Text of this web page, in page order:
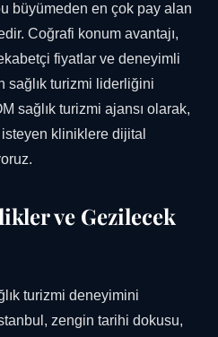
büyümeden en çok pay alan
Coğrafi konum avantajı,
fiyatlar ve deneyimli
sağlık turizmi liderliğini
sağlık turizmi ajansı olarak,
kliniklere dijital
ve Gezilecek
turizmi deneyimini
zengin tarihi dokusu,